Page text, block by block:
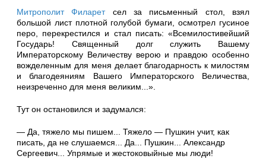
Митрополит Филаретсел за письменный стол, взял
большой лист плотной голубой бумаги, осмотрел гусиное
перо, перекрестился и стал писать: «Всемилостивейший
Государь! Священный долг служить Вашему
Императорскому Величеству верою и правдою особенно
вожделенным для меня делает благодарность к милостям
и благодеяниям Вашего Императорского Величества,
неизреченно для меня великим...».
Тут он остановился и задумался:
— Да, тяжело мы пишем... Тяжело — Пушкин учит, как
писать, да не слушаемся... Да... Пушкин... Александр
Сергеевич... Упрямые и жестоковыйные мы люди!